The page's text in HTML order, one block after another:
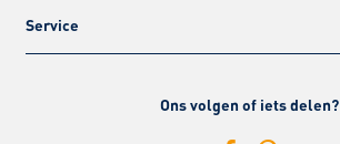
Service
Ons volgen of iets delen?